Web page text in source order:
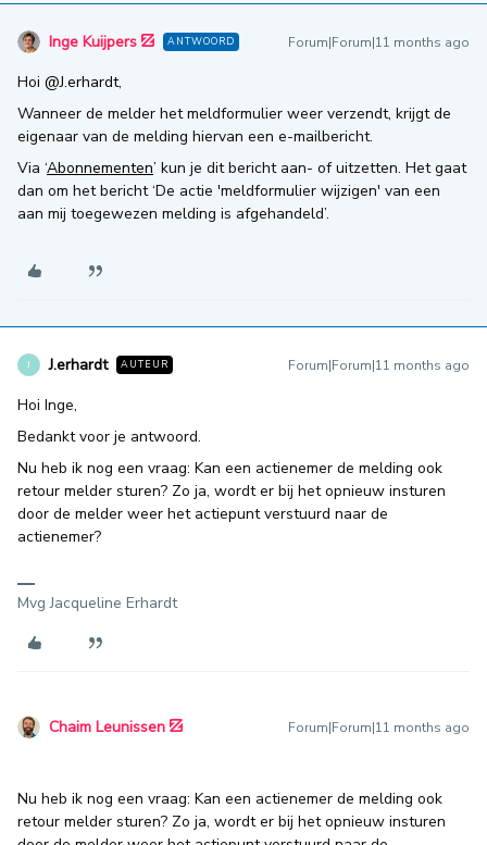
Inge Kuijpers ANTWOORD Forum|Forum|11 months ago
Hoi ​ @J.erhardt,
Wanneer de melder het meldformulier weer verzendt, krijgt de
eigenaar van de melding hiervan een e-mailbericht.
Via ‘Abonnementen’ kun je dit bericht aan- of uitzetten. Het gaat
dan om het bericht ‘De actie 'meldformulier wijzigen' van een
aan mij toegewezen melding is afgehandeld’.
J J.erhardt AUTEUR Forum|Forum|11 months ago
Hoi Inge,
Bedankt voor je antwoord.
Nu heb ik nog een vraag: Kan een actienemer de melding ook
retour melder sturen? Zo ja, wordt er bij het opnieuw insturen
door de melder weer het actiepunt verstuurd naar de
actienemer?
Mvg Jacqueline Erhardt
Chaim Leunissen Forum|Forum|11 months ago
Nu heb ik nog een vraag: Kan een actienemer de melding ook
retour melder sturen? Zo ja, wordt er bij het opnieuw insturen